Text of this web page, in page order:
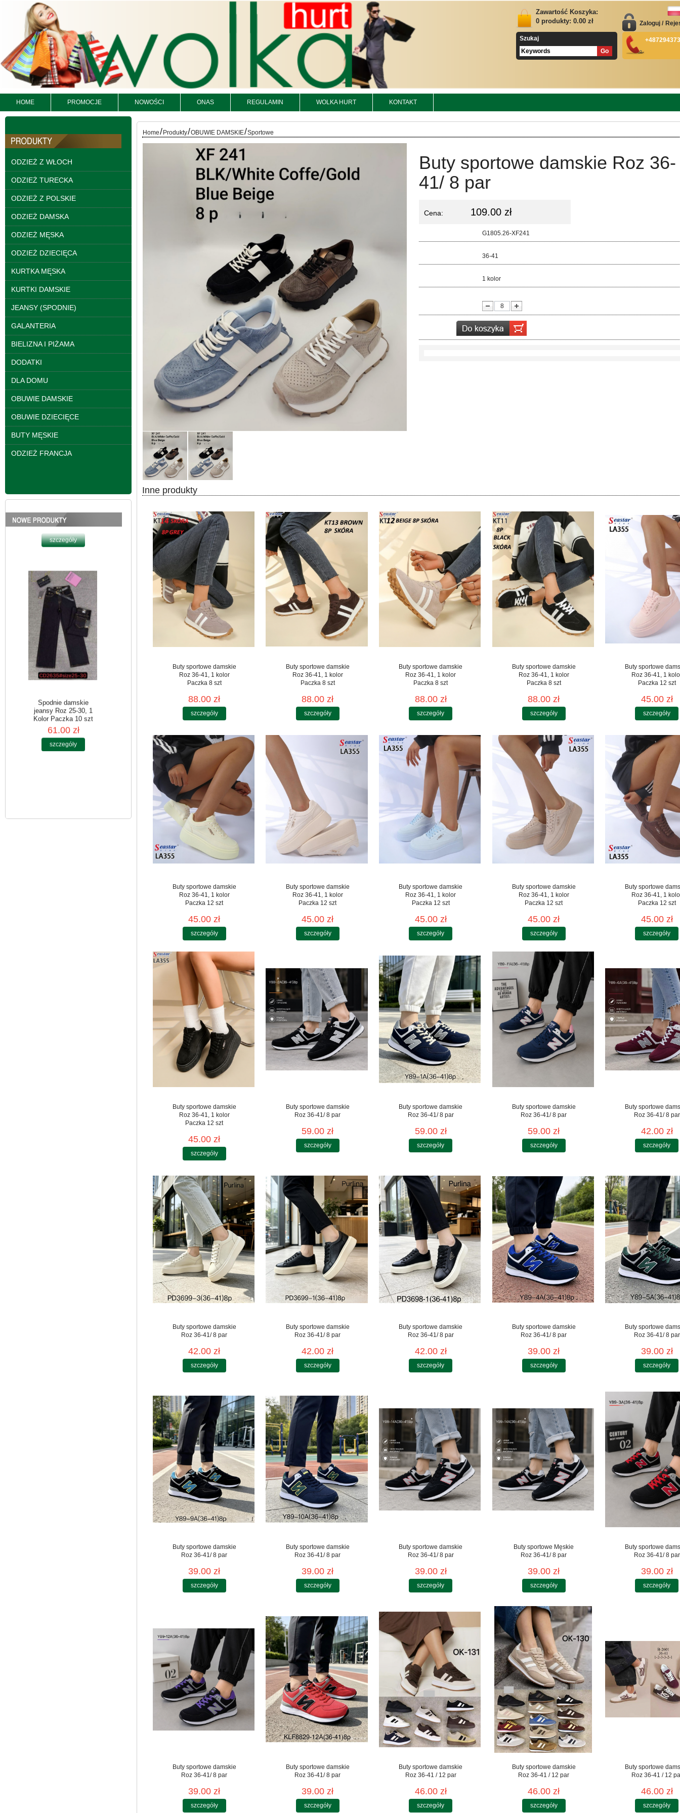
Zawartość Koszyka:
0 produkty: 0.00 zł
Szukaj
Zaloguj /
HOME PROMOCJE NOWOŚCI ONAS REGULAMIN WOLKA HURT KONTAKT
ODZIEŻ Z WŁOCH
ODZIEŻ TURECKA
ODZIEŻ Z POLSKIE
ODZIEŻ DAMSKA
ODZIEŻ MĘSKA
ODZIEŻ DZIECIĘCA
KURTKA MĘSKA
KURTKI DAMSKIE
JEANSY (SPODNIE)
GALANTERIA
BIELIZNA I PIŻAMA
DODATKI
DLA DOMU
OBUWIE DAMSKIE
OBUWIE DZIECIĘCE
BUTY MĘSKIE
ODZIEŻ FRANCJA
jeansy Roz 25-30, 1
Kolor Paczka 10 szt
61.00 zł
szczegóły
Spodnie damskie
jeansy Roz 25-30, 1
Spodnie damskie
jeansy Roz 25-30, 1
szczegóły
Spodnie damskie
jeansy Roz 25-30, 1
Home/ Produkty/OBUWIE DAMSKIE/Sportowe
Buty sportowe damskie Roz 36-
41/ 8 par
Cena: 109.00 zł
G1805.26-XF241
36-41
1 kolor
Inne produkty
Buty sportowe damskie
Roz 36-41, 1 kolor
Paczka 8 szt
88.00 zł
szczegóły
Buty sportowe damskie
Roz 36-41, 1 kolor
Paczka 8 szt
88.00 zł
szczegóły
Buty sportowe damskie
Roz 36-41, 1 kolor
Paczka 8 szt
88.00 zł
szczegóły
Buty sportowe damskie
Roz 36-41, 1 kolor
Paczka 8 szt
88.00 zł
szczegóły
Buty sportowe
Roz 36-41, 1
Paczka 12 szt
45.00 zł
szczegóły
Buty sportowe damskie
Roz 36-41, 1 kolor
Paczka 12 szt
45.00 zł
szczegóły
Buty sportowe damskie
Roz 36-41, 1 kolor
Paczka 12 szt
45.00 zł
szczegóły
Buty sportowe damskie
Roz 36-41, 1 kolor
Paczka 12 szt
45.00 zł
szczegóły
Buty sportowe damskie
Roz 36-41, 1 kolor
Paczka 12 szt
45.00 zł
szczegóły
Buty sportowe
Roz 36-41, 1
Paczka 12 szt
45.00 zł
szczegóły
Buty sportowe damskie
Roz 36-41, 1 kolor
Paczka 12 szt
45.00 zł
szczegóły
Buty sportowe damskie
Roz 36-41/ 8 par
59.00 zł
szczegóły
Buty sportowe damskie
Roz 36-41/ 8 par
59.00 zł
szczegóły
Buty sportowe damskie
Roz 36-41/ 8 par
59.00 zł
szczegóły
Buty sportowe
Roz 36-41/ 8 par
42.00 zł
szczegóły
Buty sportowe damskie
Roz 36-41/ 8 par
42.00 zł
szczegóły
Buty sportowe damskie
Roz 36-41/ 8 par
42.00 zł
szczegóły
Buty sportowe damskie
Roz 36-41/ 8 par
42.00 zł
szczegóły
Buty sportowe damskie
Roz 36-41/ 8 par
39.00 zł
szczegóły
Buty sportowe
Roz 36-41/ 8 par
39.00 zł
szczegóły
Buty sportowe damskie
Roz 36-41/ 8 par
39.00 zł
szczegóły
Buty sportowe damskie
Roz 36-41/ 8 par
39.00 zł
szczegóły
Buty sportowe damskie
Roz 36-41/ 8 par
39.00 zł
szczegóły
Buty sportowe Męskie
Roz 36-41/ 8 par
39.00 zł
szczegóły
Buty sportowe
Roz 36-41/ 8 par
39.00 zł
szczegóły
Buty sportowe damskie
Roz 36-41/ 8 par
39.00 zł
szczegóły
Buty sportowe damskie
Roz 36-41/ 8 par
39.00 zł
szczegóły
Buty sportowe damskie
Roz 36-41 / 12 par
46.00 zł
szczegóły
Buty sportowe damskie
Roz 36-41 / 12 par
46.00 zł
szczegóły
Buty sportowe
Roz 36-41 / 12
46.00 zł
szczegóły